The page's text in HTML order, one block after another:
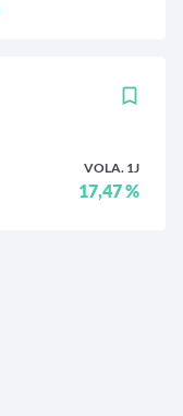
VOLA. 1J
17,47 %